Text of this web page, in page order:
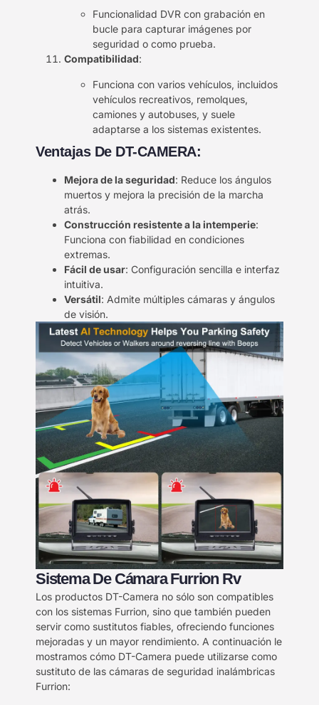
Funcionalidad DVR con grabación en
bucle para capturar imágenes por
seguridad o como prueba.
Compatibilidad:
Funciona con varios vehículos, incluidos
vehículos recreativos, remolques,
camiones y autobuses, y suele
adaptarse a los sistemas existentes.
Ventajas De DT-CAMERA:
Mejora de la seguridad: Reduce los ángulos
muertos y mejora la precisión de la marcha
atrás.
Construcción resistente a la intemperie:
Funciona con fiabilidad en condiciones
extremas.
Fácil de usar: Configuración sencilla e interfaz
intuitiva.
Versátil: Admite múltiples cámaras y ángulos
de visión.
Sistema De Cámara Furrion Rv
Los productos DT-Camera no sólo son compatibles
con los sistemas Furrion, sino que también pueden
servir como sustitutos fiables, ofreciendo funciones
mejoradas y un mayor rendimiento. A continuación le
mostramos cómo DT-Camera puede utilizarse como
sustituto de las cámaras de seguridad inalámbricas
Furrion: